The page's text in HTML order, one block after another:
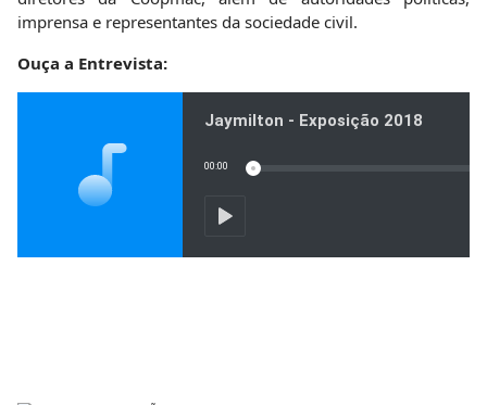
imprensa e representantes da sociedade civil.
Ouça a Entrevista: